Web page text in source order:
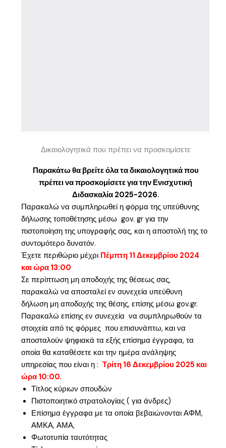
Δικαιολογητικά που πρέπει να προσκομίσετε
Παρακάτω θα βρείτε όλα τα δικαιολογητικά που
πρέπει να προσκομίσετε για την Ενισχυτική
Διδασκαλία 2025-2026.
Παρακαλώ να συμπληρωθεί η φόρμα της υπεύθυνης
δήλωσης τοποθέτησης μέσω gov. gr για την
πιστοποίηση της υπογραφής σας, και η αποστολή της το
συντομότερο δυνατόν.
Έχετε περιθώριο μέχρι Πέμπτη 11 Δεκεμβρίου 2024
και ώρα 13:00
Σε περίπτωση μη αποδοχής της θέσεως σας,
παρακαλώ να αποσταλεί εν συνεχεία υπεύθυνη
δήλωση μη αποδοχής της θέσης, επίσης μέσω gov.gr.
Παρακαλώ επίσης εν συνεχεία να συμπληρωθούν τα
στοιχεία από τις φόρμες που επισυνάπτω, και να
αποσταλούν ψηφιακά τα εξής επίσημα έγγραφα, τα
οποία θα καταθέσετε και την ημέρα ανάληψης
υπηρεσίας που είναι η :Τρίτη 16 Δεκεμβρίου 2025 και
ώρα 10:00.
Τίτλος κύριων σπουδών
Πιστοποιητικό στρατολογίας ( για άνδρες)
Επίσημα έγγραφα με τα οποία βεβαιώνονται ΑΦΜ,
ΑΜΚΑ, ΑΜΑ,
Φωτοτυπία ταυτότητας